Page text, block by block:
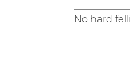
No hard